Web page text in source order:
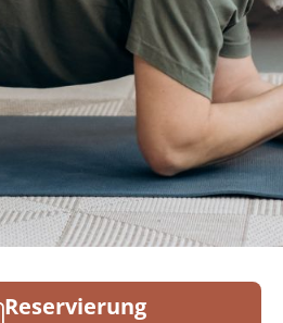
Reservierung